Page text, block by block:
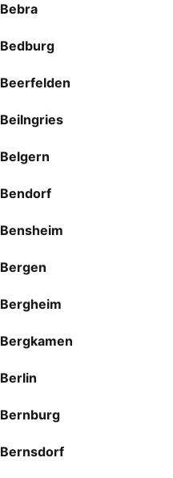
Bebra
Bedburg
Beerfelden
Beilngries
Belgern
Bendorf
Bensheim
Bergen
Bergheim
Bergkamen
Berlin
Bernburg
Bernsdorf